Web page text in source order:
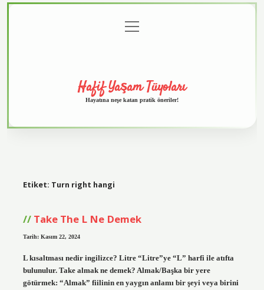
menüyü
aç
Hafif Yaşam Tüyoları
Hayatına neşe katan pratik öneriler!
Etiket: Turn right hangi
Take The L Ne Demek
Tarih: Kasım 22, 2024
L kısaltması nedir ingilizce? Litre “Litre”ye “L” harfi ile atıfta
bulunulur. Take almak ne demek? Almak/Başka bir yere
götürmek: “Almak” fiilinin en yaygın anlamı bir şeyi veya birini